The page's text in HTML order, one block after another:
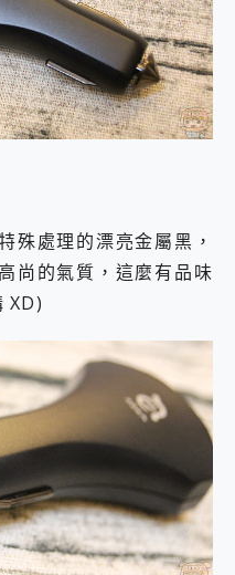
殊處理的漂亮金屬黑，
尚的氣質，這麼有品味
XD)